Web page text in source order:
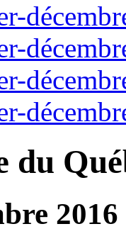
du
2016